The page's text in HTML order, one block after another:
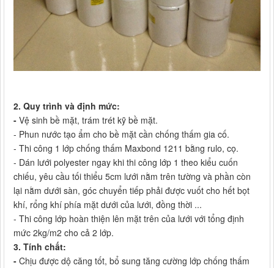
2. Quy trình và định mức:
- Vệ sinh bề mặt, trám trét kỹ bề mặt.
- Phun nước tạo ẩm cho bề mặt cần chống thấm gia cố.
- Thi công 1 lớp chống thấm Maxbond 1211 bằng rulo, cọ.
- Dán lưới polyester ngay khi thi công lớp 1 theo kiểu cuốn
chiếu, yêu cầu tối thiểu 5cm lưới nằm trên tường và phần còn
lại nằm dưới sàn, góc chuyển tiếp phải được vuốt cho hết bọt
khí, rổng khí phía mặt dưới của lưới, đồng thời ...
- Thi công lớp hoàn thiện lên mặt trên của lưới với tổng định
mức 2kg/m2 cho cả 2 lớp.
3. Tính chất:
- Chịu được dộ căng tốt, bổ sung tăng cường lớp chống thấm